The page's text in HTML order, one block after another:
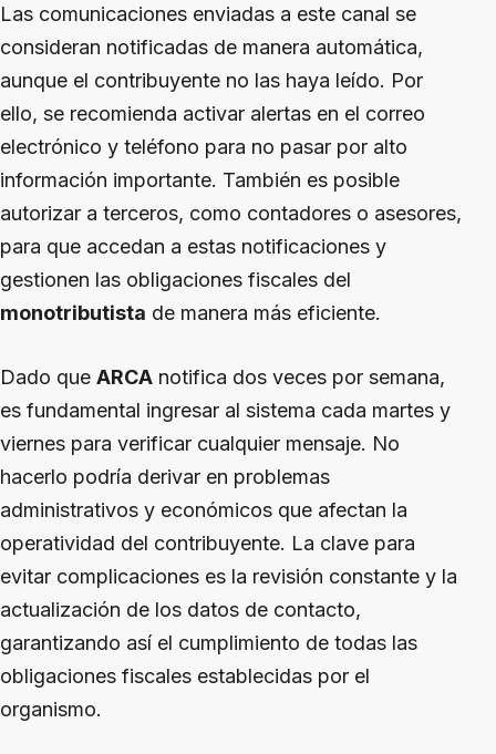
Las comunicaciones enviadas a este canal se
consideran notificadas de manera automática,
aunque el contribuyente no las haya leído. Por
ello, se recomienda activar alertas en el correo
electrónico y teléfono para no pasar por alto
información importante. También es posible
autorizar a terceros, como contadores o asesores,
para que accedan a estas notificaciones y
gestionen las obligaciones fiscales del
monotributista de manera más eficiente.
Dado que ARCA notifica dos veces por semana,
es fundamental ingresar al sistema cada martes y
viernes para verificar cualquier mensaje. No
hacerlo podría derivar en problemas
administrativos y económicos que afectan la
operatividad del contribuyente. La clave para
evitar complicaciones es la revisión constante y la
actualización de los datos de contacto,
garantizando así el cumplimiento de todas las
obligaciones fiscales establecidas por el
organismo.